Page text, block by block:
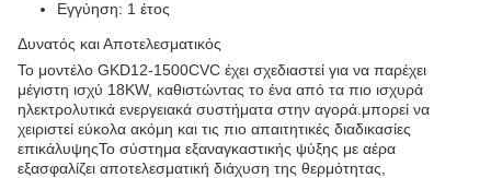
Εγγύηση: 1 έτος
Δυνατός και Αποτελεσματικός
Το μοντέλο GKD12-1500CVC έχει σχεδιαστεί για να παρέχει
μέγιστη ισχύ 18KW, καθιστώντας το ένα από τα πιο ισχυρά
ηλεκτρολυτικά ενεργειακά συστήματα στην αγορά.μπορεί να
χειριστεί εύκολα ακόμη και τις πιο απαιτητικές διαδικασίες
επικάλυψηςΤο σύστημα εξαναγκαστικής ψύξης με αέρα
εξασφαλίζει αποτελεσματική διάχυση της θερμότητας,